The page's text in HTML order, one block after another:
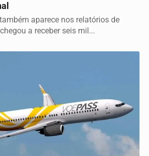
aparece nos relatórios de
a receber seis mil...